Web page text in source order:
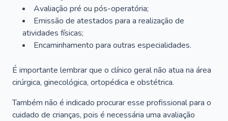
Avaliação pré ou pós-operatória;
Emissão de atestados para a realização de
atividades físicas;
Encaminhamento para outras especialidades.
É importante lembrar que o clínico geral não atua na área
cirúrgica, ginecológica, ortopédica e obstétrica.
Também não é indicado procurar esse profissional para o
cuidado de crianças, pois é necessária uma avaliação